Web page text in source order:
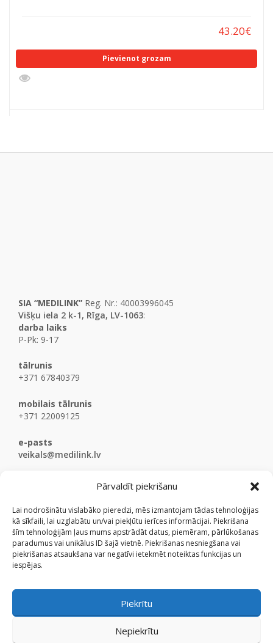
Pārvaldīt piekrišanu
Lai nodrošinātu vislabāko pieredzi, mēs izmantojam tādas tehnoloģijas
kā sīkfaili, lai uzglabātu un/vai piekļūtu ierīces informācijai. Piekrišana
šīm tehnoloģijām ļaus mums apstrādāt datus, piemēram, pārlūkošanas
paradumus vai unikālus ID šajā vietnē. Piekrišanas nesniegšana vai
piekrišanas atsaukšana var negatīvi ietekmēt noteiktas funkcijas un
iespējas.
Piekrītu
Nepiekrītu
43.20€
Pievienot grozam
SIA “MEDILINK” Reg. Nr.: 40003996045
Višķu iela 2 k-1, Rīga, LV-1063:
darba laiks
P-Pk: 9-17
tālrunis
+371 67840379
mobilais tālrunis
+371 22009125
e-pasts
veikals@medilink.lv